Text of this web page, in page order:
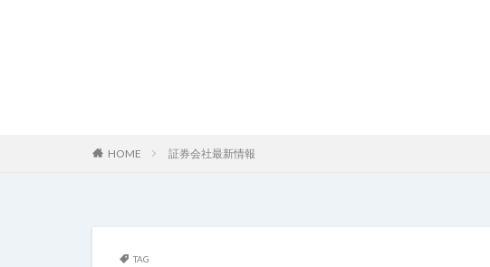
HOME 証券会社最新情報
TAG